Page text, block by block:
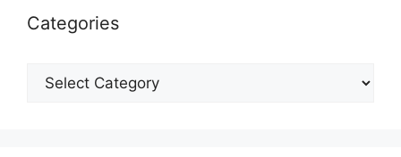
Categories
Categories